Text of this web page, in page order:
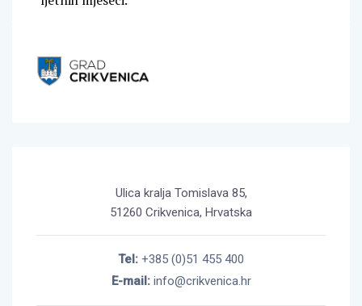
Ulica kralja Tomislava 85,
51260 Crikvenica, Hrvatska
Tel: +385 (0)51 455 400
E-mail:info@crikvenica.hr